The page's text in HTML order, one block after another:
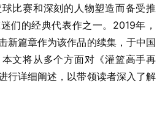
比赛和深刻的人物塑造而备受推
们的经典代表作之一。2019年，
新篇章作为该作品的续集，于中国
文将从多个方面对《灌篮高手再
行详细阐述，以带领读者深入了解